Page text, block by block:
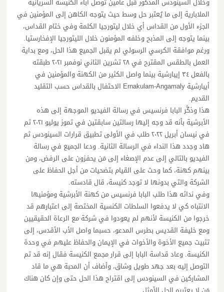
الملابارية إلى ما يُعتبر حل وسط حيث يتوجه الكاهن إلى المؤمنين في
الجزء الأول من القداس أي خلال ليتورجيا الكلمة وفي ختام القداس،
بينما يتوجه إلى المذبح وخلفه المؤمنون خلال الليتورجيا الإفخارستيا.
ورغم موافقة الكرسي الرسولي لم يقبل الجميع هذا الحل، ومع بداية
العمل بالطقس المقترح في ٢٨ تشرين الثاني نوفمبر ٢٠٢١ طبقته
بالفعل ٣٤ إيبارشية بينما واصل الكثير من الكهنة والمؤمنين في
أيبارشية Ernakulam-Angamaly الاحتفال بالقداس حسب التقليد
القديم.
هذا وذكَّر البابا فرنسيس في رسالة الفيديو الموجهة إلى هذه
الأبرشية بأنه قد وجه إليها رسالتين سابقتين في تموز يوليو ٢٠٢١ ثم
في نيسان أبريل ٢٠٢٢ طلب في الأولى تطبيق قرارات السينودس ثم
هاد وجدد هذا النداء في الرسالة الثانية. ودعا الجميع في رسالة
الفيديو بالتالي إلى عدم الإصغاء إلى مَن يحفزون على الرفض، ومن
بينهم كهنة، كما وحث على القيام بتضحيات من أجل الحفاظ على
الشركة والتي بدونها لا توجد كنيسة، قال قادسته.
وفي ندائه هذا طلب البابا فرنسيس من كهنة الأبرشية ومؤمنيها
الانتباه كي لا يدفعوا السلطات الكنسية المختصة إلى اعتبارهم قد
خرجوا من الكنيسة لأنهم لم يعودوا في شركة مع الرعاة الحقيقيين
ومع خليفة القديس بطرس المدعو، حسبما واصل الأب الأقدس، إلى
تثبيت جميع الأخوة والأخوات في الإيمان والحفاظ عليهم في وحدة
الكنيسة. وعاد قداسة البابا إلى قرار مجمع الكنيسة فقال إنه قد تم
التوصل إليه بعد جهد طويل وشاق، وأضاف أن المحبة هي ما قاد
المشاركين في السينودس إلى اقتراح هذا الحل حتى وإن كان هناك